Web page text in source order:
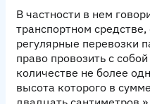
В частности в нем
транспортном
регулярные перевозки
право провозить с
количестве не более
высота которого в